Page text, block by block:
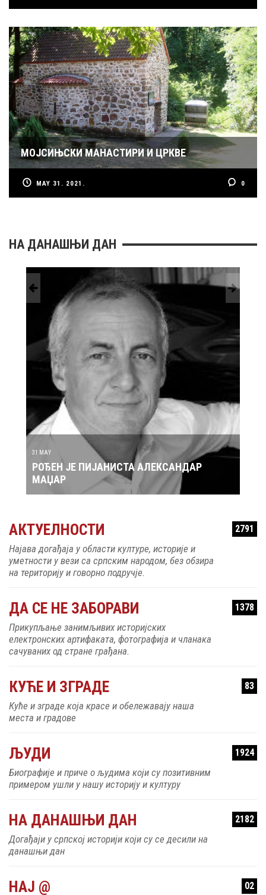
МОЈСИЊСКИ МАНАСТИРИ И ЦРКВЕ
MAY 31. 2021. 0
НА ДАНАШЊИ ДАН
АЛЕКСАНДАР
РОЂЕН ЈЕ ПЕВАЧ ЗДРАВКО
АКТУЕЛНОСТИ 2791
Најава догађаја у области културе, историје и
уметности у вези са српским народом, без обзира
на територију и говорно подручје.
ДА СЕ НЕ ЗАБОРАВИ 1378
Прикупљање занимљивих историјских
електронских артифаката, фотографија и чланака
сачуваних од стране грађана.
КУЋЕ И ЗГРАДЕ 83
Куће и зграде која красе и обележавају наша
места и градове
ЉУДИ 1924
Биографије и приче о људима који су позитивним
примером ушли у нашу историју и културу
НА ДАНАШЊИ ДАН 2182
Догађаји у српској историји који су се десили на
данашњи дан
НАЈ @ 02